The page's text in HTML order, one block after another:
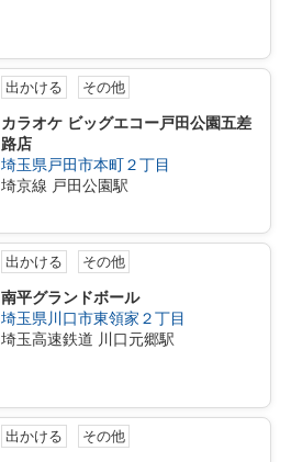
出かける その他
カラオケ ビッグエコー戸田公園五差
路店
埼玉県戸田市本町２丁目
埼京線 戸田公園駅
出かける その他
南平グランドボール
埼玉県川口市東領家２丁目
埼玉高速鉄道 川口元郷駅
出かける その他